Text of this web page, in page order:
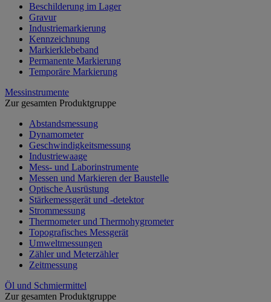
Beschilderung im Lager
Gravur
Industriemarkierung
Kennzeichnung
Markierklebeband
Permanente Markierung
Temporäre Markierung
Messinstrumente
Zur gesamten Produktgruppe
Abstandsmessung
Dynamometer
Geschwindigkeitsmessung
Industriewaage
Mess- und Laborinstrumente
Messen und Markieren der Baustelle
Optische Ausrüstung
Stärkemessgerät und -detektor
Strommessung
Thermometer und Thermohygrometer
Topografisches Messgerät
Umweltmessungen
Zähler und Meterzähler
Zeitmessung
Öl und Schmiermittel
Zur gesamten Produktgruppe